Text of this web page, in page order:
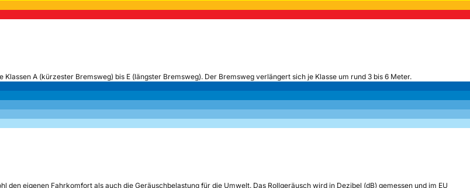
Klassen A (kürzester Bremsweg) bis E (längster Bremsweg). Der Bremsweg verlängert sich je Klasse um rund 3 bis 6 Meter.
den eigenen Fahrkomfort als auch die Geräuschbelastung für die Umwelt. Das Rollgeräusch wird in Dezibel (dB) gemessen und im EU